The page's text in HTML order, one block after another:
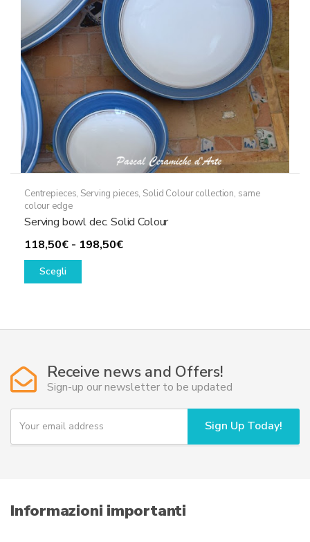
scelte
nella
pagina
del
prodotto
Centrepieces, Serving pieces, Solid Colour collection, same
colour edge
Serving bowl dec. Solid Colour
118,50€ - 198,50€Fascia
a
Scegli
Questo
varianti.
possono
essere
scelte
nella
pagina
Receive news and Offers!
Sign-up our newsletter to be updated
Y
u
i
l
Sign Up Today!
Informazioni importanti